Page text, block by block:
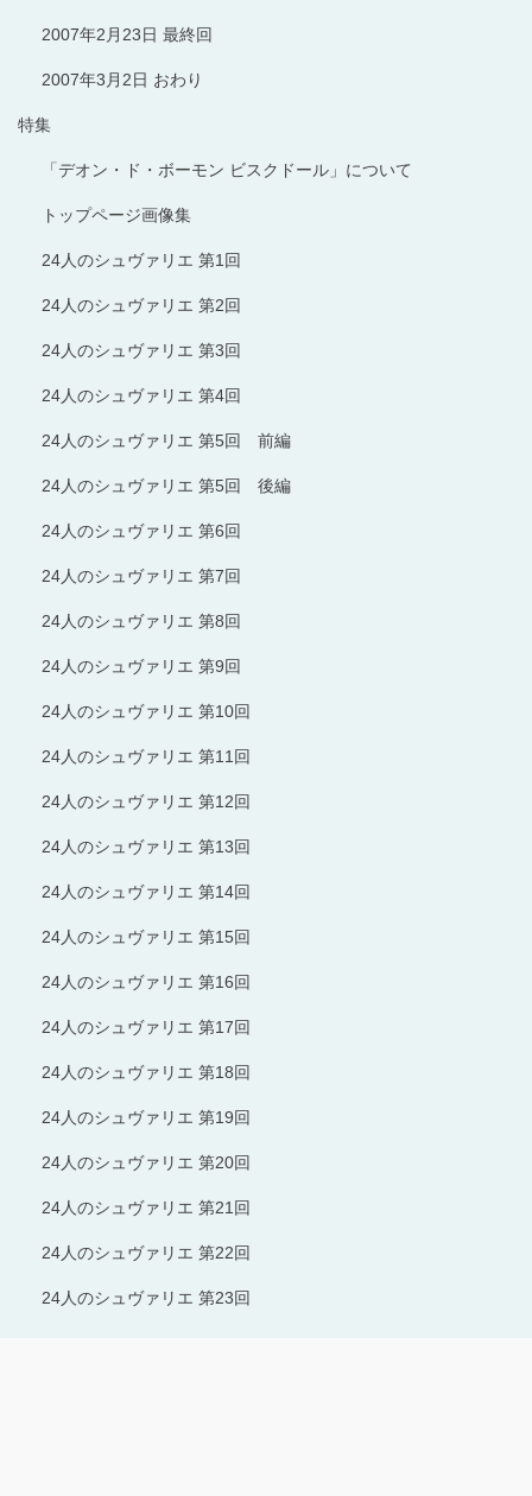
2007年2月23日 最終回
2007年3月2日 おわり
特集
「デオン・ド・ボーモン ビスクドール」について
トップページ画像集
24人のシュヴァリエ 第1回
24人のシュヴァリエ 第2回
24人のシュヴァリエ 第3回
24人のシュヴァリエ 第4回
24人のシュヴァリエ 第5回 前編
24人のシュヴァリエ 第5回 後編
24人のシュヴァリエ 第6回
24人のシュヴァリエ 第7回
24人のシュヴァリエ 第8回
24人のシュヴァリエ 第9回
24人のシュヴァリエ 第10回
24人のシュヴァリエ 第11回
24人のシュヴァリエ 第12回
24人のシュヴァリエ 第13回
24人のシュヴァリエ 第14回
24人のシュヴァリエ 第15回
24人のシュヴァリエ 第16回
24人のシュヴァリエ 第17回
24人のシュヴァリエ 第18回
24人のシュヴァリエ 第19回
24人のシュヴァリエ 第20回
24人のシュヴァリエ 第21回
24人のシュヴァリエ 第22回
24人のシュヴァリエ 第23回